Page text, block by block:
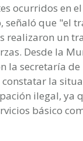
ocurridos en
señaló que "el
realizaron un
Desde la
la secretaría
la
ilegal, ya
básico